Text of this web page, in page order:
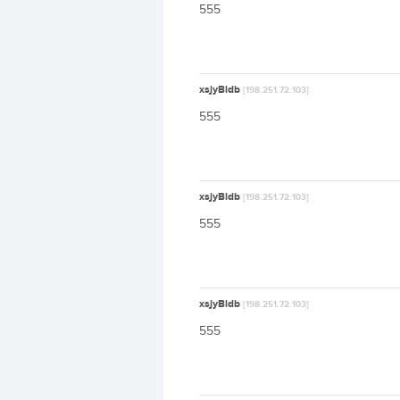
555
xsjyBldb [198.251.72.103]
555
xsjyBldb [198.251.72.103]
555
xsjyBldb [198.251.72.103]
555